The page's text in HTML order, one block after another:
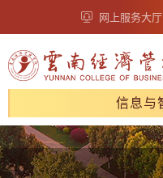
网上服务大厅
信息与